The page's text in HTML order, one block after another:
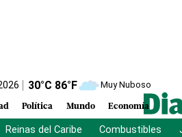
30°C 86°F Muy Nuboso
Política Mundo Economía
Reinas del Caribe Combustibles